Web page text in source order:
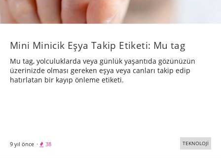
Mini Minicik Eşya Takip Etiketi: Mu tag
Mu tag, yolculuklarda veya günlük yaşantıda gözünüzün
üzerinizde olması gereken eşya veya canları takip edip
hatırlatan bir kayıp önleme etiketi.
9 yıl önce · 38 TEKNOLOJİ